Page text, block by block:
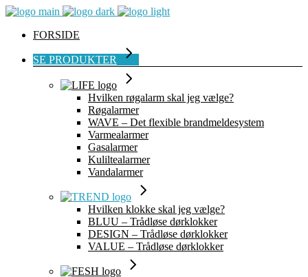
FORSIDE
SE PRODUKTER
Hvilken røgalarm skal jeg vælge?
Røgalarmer
WAVE – Det flexible brandmeldesystem
Varmealarmer
Gasalarmer
Kuliltealarmer
Vandalarmer
Hvilken klokke skal jeg vælge?
BLUU – Trådløse dørklokker
DESIGN – Trådløse dørklokker
VALUE – Trådløse dørklokker